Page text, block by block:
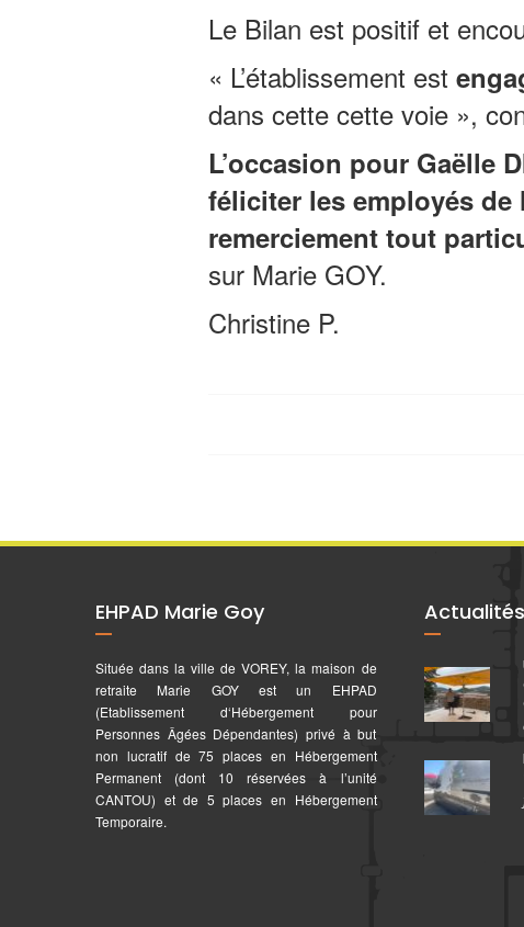
Le Bilan est positif et
« L’établissement est
dans cette cette voie »,
L’occasion pour Gaëlle
féliciter les employés de
remerciement tout
sur Marie GOY.
Christine P.
EHPAD Marie Goy
Située dans la ville de VOREY, la maison de
retraite Marie GOY est un EHPAD
(Etablissement d‘Hébergement pour
Personnes Âgées Dépendantes) privé à but
non lucratif de 75 places en Hébergement
Permanent (dont 10 réservées à l’unité
CANTOU) et de 5 places en Hébergement
Temporaire.
Actualités